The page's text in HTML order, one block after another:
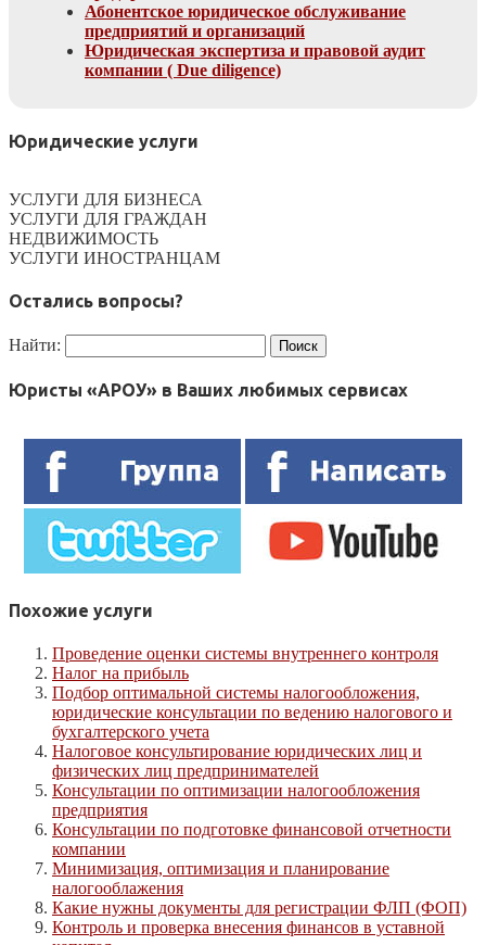
Абонентское юридическое обслуживание
предприятий и организаций
Юридическая экспертиза и правовой аудит
компании ( Due diligence)
Юридические услуги
УСЛУГИ ДЛЯ БИЗНЕСА
УСЛУГИ ДЛЯ ГРАЖДАН
НЕДВИЖИМОСТЬ
УСЛУГИ ИНОСТРАНЦАМ
Остались вопросы?
Найти:
Юристы «АРОУ» в Ваших любимых сервисах
Похожие услуги
Проведение оценки системы внутреннего контроля
Налог на прибыль
Подбор оптимальной системы налогообложения,
юридические консультации по ведению налогового и
бухгалтерского учета
Налоговое консультирование юридических лиц и
физических лиц предпринимателей
Консультации по оптимизации налогообложения
предприятия
Консультации по подготовке финансовой отчетности
компании
Минимизация, оптимизация и планирование
налогооблажения
Какие нужны документы для регистрации ФЛП (ФОП)
Контроль и проверка внесения финансов в уставной